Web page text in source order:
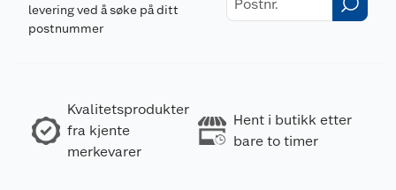
levering ved å søke på ditt
postnummer
Kvalitetsprodukter
fra kjente
merkevarer
Hent i butikk etter
bare to timer